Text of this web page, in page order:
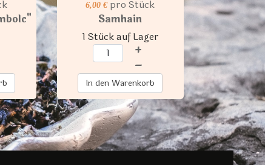
6,00 € pro Stück
Samhain
1 Stück auf Lager
+
–
In den Warenkorb